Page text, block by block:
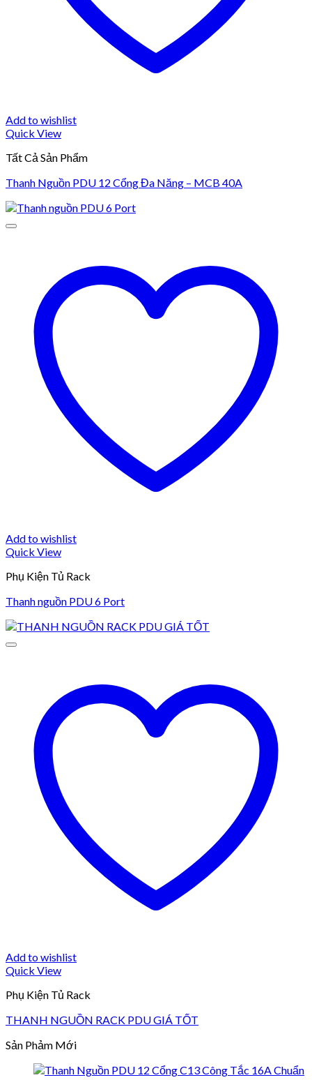
Add to wishlist
Quick View
Tất Cả Sản Phẩm
Thanh Nguồn PDU 12 Cổng Đa Năng – MCB 40A
Add to wishlist
Quick View
Phụ Kiện Tủ Rack
Thanh nguồn PDU 6 Port
Add to wishlist
Quick View
Phụ Kiện Tủ Rack
THANH NGUỒN RACK PDU GIÁ TỐT
Sản Phảm Mới